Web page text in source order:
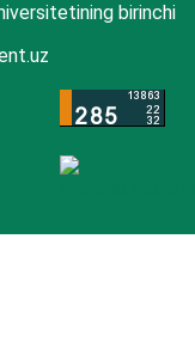
birinchi